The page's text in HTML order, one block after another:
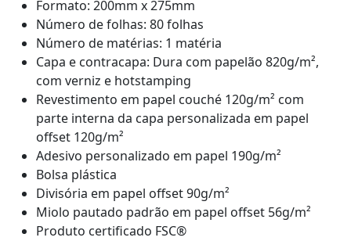
Formato: 200mm x 275mm
Número de folhas: 80 folhas
Número de matérias: 1 matéria
Capa e contracapa: Dura com papelão 820g/m²,
com verniz e hotstamping
Revestimento em papel couché 120g/m² com
parte interna da capa personalizada em papel
offset 120g/m²
Adesivo personalizado em papel 190g/m²
Bolsa plástica
Divisória em papel offset 90g/m²
Miolo pautado padrão em papel offset 56g/m²
Produto certificado FSC®